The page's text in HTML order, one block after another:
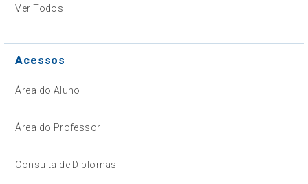
Ver Todos
Acessos
Área do Aluno
Área do Professor
Consulta de Diplomas